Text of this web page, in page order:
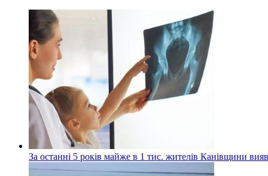
За останні 5 років майже в 1 тис. жителів Канівщини